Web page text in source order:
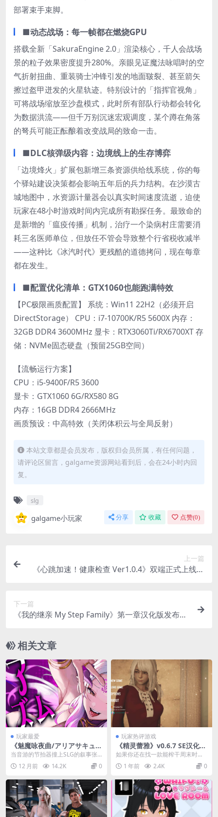
部署束手束脚。
■动态战场：每一帧都在燃烧GPU
搭载全新「SakuraEngine 2.0」渲染核心，千人会战场
景的粒子效果密度提升280%。亲眼见证魔法咏唱时的空
气折射扭曲、重装骑士冲锋引发的地面皲裂、甚至箭矢
擦过盔甲迸发的火星轨迹。特别设计的「指挥官视角」
可将战场缩放至沙盘模式，此时所有部队行动都会转化
为数据洪流——但千万别沉迷宏观调度，某个蹲在角落
的弩兵可能正酝酿着改变战局的致命一击。
■DLC核弹级内容：边境线上的生存博弈
「边境烽火」扩展包新增三条资源供给线系统，你的每
个驿站建设决策都会影响五年后的兵力结构。在沙漠古
城地图中，水资源计量器会以真实时间速度流逝，迫使
玩家在48小时游戏时间内完成所有勘探任务。最致命的
是新增的「瘟疫传播」机制，治疗一个染病村庄需要消
耗三名医师单位，但放任不管会导致整个行省税收减半
——这种比《冰汽时代》更残酷的道德拷问，现在每章
都在发生。
■配置优化清单：GTX1060也能跑满特效
【PC极限画质配置】 系统：Win11 22H2（必须开启
DirectStorage） CPU：i7-10700K/R5 5600X 内存：
32GB DDR4 3600MHz 显卡：RTX3060Ti/RX6700XT 存
储：NVMe固态硬盘（预留25GB空间）
【流畅运行方案】
CPU：i5-9400F/R5 3600
显卡：GTX1060 6G/RX580 8G
内存：16GB DDR4 2666MHz
画质预设：中高特效（关闭体积云与全局反射）
本站文章都是会员发布，版权归会员所属，有任何问题，
请评论区留言，galgame资源网站看到后，会在24小时内回
复。
slg
galgame小玩家 分享 收藏 点赞(0)
上一篇
《心跳加速！健康检查 Ver1.0.4》双端正式上线：
下一篇
《我的继亲 My Step Family》第一章汉化版发布
相关文章
玩家最爱
《魅魔咏夜曲/アリアサキュズ
ム V1.1 汉化版：全CG解锁
+双声道音游 核心玩法解析》
当音游的节拍器撞上SLG的叙事张
力，这款《魅魔咏夜曲》直接把游
戏体验抬进了新次元...
12 月前 14.2K 0
玩家热评游戏
《精灵蕾雅》v0.6.7 SE汉化版
11G沙盒SLG的沉浸式奇幻冒
险
如果你还在找一款能榨干周末时间
的SLG，《精灵蕾雅》v0.6.7 SE汉
化版绝对...
1 年前 2.4K 0